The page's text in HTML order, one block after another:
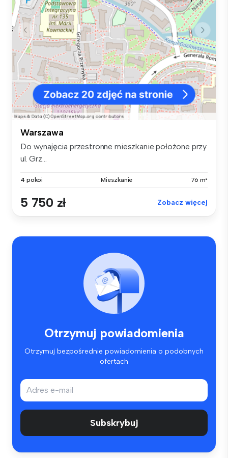
Warszawa
Do wynajęcia przestronne mieszkanie położone przy
ul. Grz...
4 pokoi Mieszkanie 76 m²
5 750 zł Zobacz więcej
Otrzymuj powiadomienia
Otrzymuj bezpośrednie powiadomienia o podobnych
ofertach
Subskrybuj